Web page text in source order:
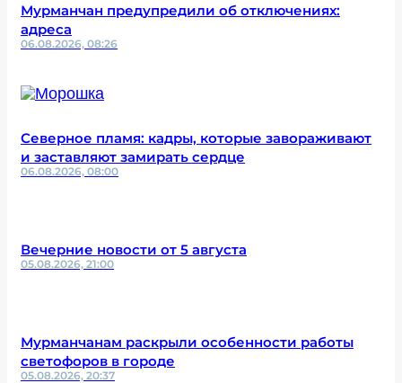
Мурманчан предупредили об отключениях:
адреса
06.08.2026, 08:26
Северное пламя: кадры, которые завораживают
и заставляют замирать сердце
06.08.2026, 08:00
Вечерние новости от 5 августа
05.08.2026, 21:00
Мурманчанам раскрыли особенности работы
светофоров в городе
05.08.2026, 20:37